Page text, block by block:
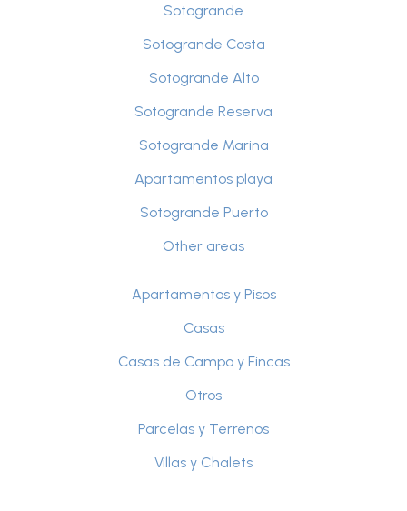
Sotogrande
Sotogrande Costa
Sotogrande Alto
Sotogrande Reserva
Sotogrande Marina
Apartamentos playa
Sotogrande Puerto
Other areas
Apartamentos y Pisos
Casas
Casas de Campo y Fincas
Otros
Parcelas y Terrenos
Villas y Chalets